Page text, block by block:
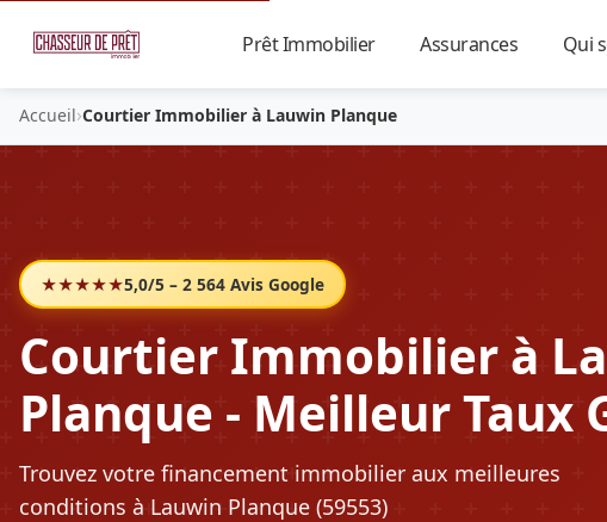
Prêt Immobilier Assurances Qui
Accueil›Courtier Immobilier à Lauwin Planque
★★★★★5,0/5 – 2 564 Avis Google
Courtier Immobilier à
Planque - Meilleur Taux
Trouvez votre financement immobilier aux meilleures
conditions à Lauwin Planque (59553)